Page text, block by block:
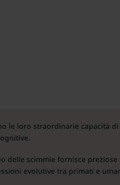
le loro straordinarie capacità di
delle scimmie fornisce preziose
evolutive tra primati e